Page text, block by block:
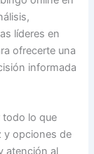
líderes en
ofrecerte una
informada
todo lo que
y opciones de
atención al